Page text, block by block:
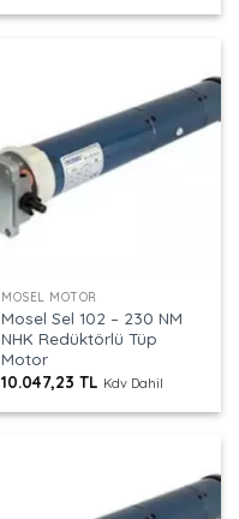
MOSEL MOTOR
Mosel Sel 102 – 230 NM
NHK Redüktörlü Tüp
Motor
10.047,23TL Kdv Dahil